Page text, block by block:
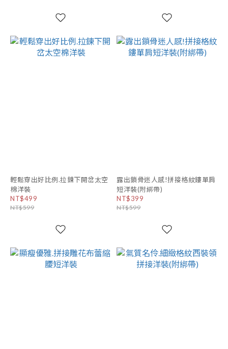
輕鬆穿出好比例.拉鍊下開岔太空
棉洋裝
NT$499
NT$599
露出鎖骨迷人感!拼接格紋鏤單肩
短洋裝(附綁帶)
NT$399
NT$599